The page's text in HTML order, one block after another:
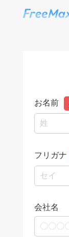
お名前
フリガナ
会社名